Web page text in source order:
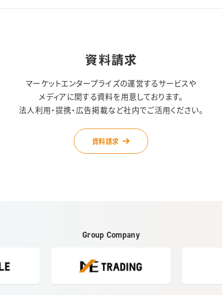
資料請求
マーケットエンタープライズの運営するサービスや
メディアに関する資料を用意しております。
法人利用・提携・広告掲載など社内でご活用ください。
資料請求
Group Company